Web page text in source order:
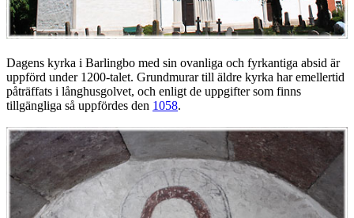
Dagens kyrka i Barlingbo med sin ovanliga och fyrkantiga absid är
uppförd under 1200-talet. Grundmurar till äldre kyrka har emellertid
påträffats i långhusgolvet, och enligt de uppgifter som finns
tillgängliga så uppfördes den 1058.